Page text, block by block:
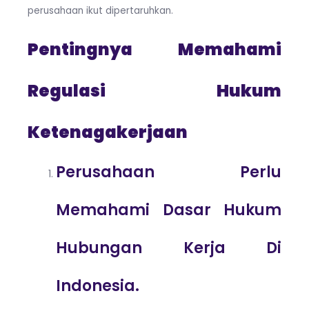
perusahaan ikut dipertaruhkan.
Pentingnya Memahami
Regulasi Hukum
Ketenagakerjaan
Perusahaan Perlu
Memahami Dasar Hukum
Hubungan Kerja Di
Indonesia.